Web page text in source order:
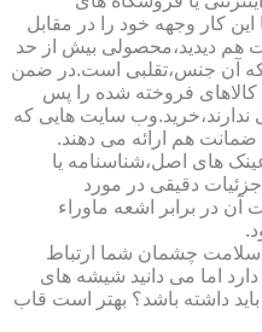
کار وجهه خود را در مقابل
هم دیدید،محصولی بیش از حد
آن جنس،تقلبی است.در ضمن
فروخته شده را پس
سایت هایی که
هم ارائه می دهند.
های اصل،شناسنامه یا
دقیقی در مورد
در برابر اشعه ماوراء
چشمان شما ارتباط
اما می دانید شیشه های
داشته باشد؟ بهتر است قاب